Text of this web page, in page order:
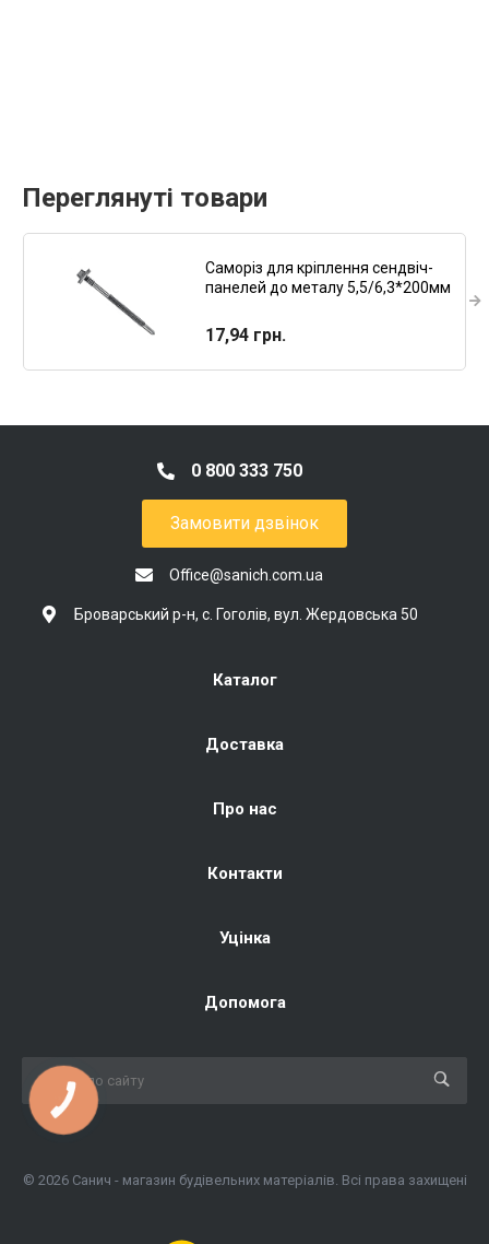
Переглянуті товари
Саморіз для кріплення сендвіч-
панелей до металу 5,5/6,3*200мм
100шт/пач. RAL9003
17,94 грн.
0 800 333 750
Замовити дзвінок
Office@sanich.com.ua
Броварський р-н, с. Гоголів, вул. Жердовська 50
Каталог
Доставка
Про нас
Контакти
Уцінка
Допомога
© 2026 Санич - магазин будівельних матеріалів. Всі права захищені
КНОПКА
ЗВ'ЯЗКУ